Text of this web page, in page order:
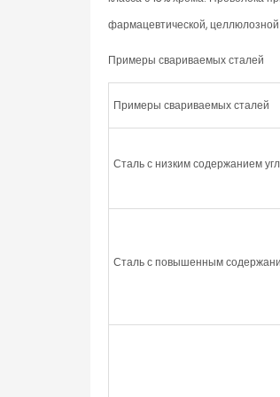
фармацевтической,
Примеры свариваемых сталей
Примеры свариваемых сталей
Сталь с низким содержанием
Сталь с повышенным